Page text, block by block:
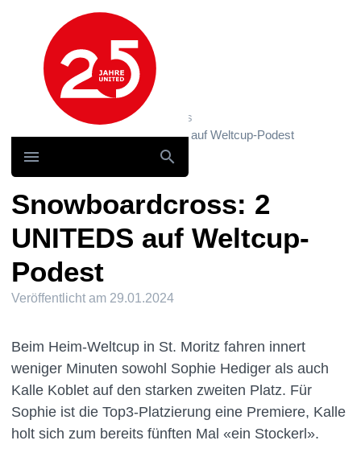
Hauptnavigation
News und Storys / News
Snowboardcross: 2 UNITEDS auf Weltcup-Podest
Snowboardcross: 2
UNITEDS auf Weltcup-
Podest
Veröffentlicht am 29.01.2024
Beim Heim-Weltcup in St. Moritz fahren innert
weniger Minuten sowohl Sophie Hediger als auch
Kalle Koblet auf den starken zweiten Platz. Für
Sophie ist die Top3-Platzierung eine Premiere, Kalle
holt sich zum bereits fünften Mal «ein Stockerl».